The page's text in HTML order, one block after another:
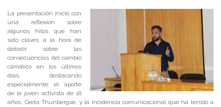
La presentación inició con
una reflexión sobre
algunos hitos que han
sido claves a la hora de
debatir sobre las
consecuencias del cambio
climático en los últimos
días, destacando
especialmente el aporte
de la joven activista de 16
años, Greta Thunbergse, y la incidencia comunicacional que ha tenido a